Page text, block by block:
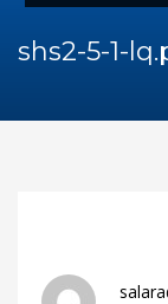
shs2-5-1-